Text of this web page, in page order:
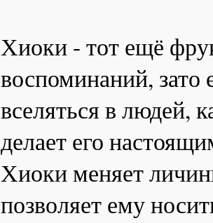
Хиоки - тот ещё
воспоминаний, зато
вселяться в людей,
делает его
Хиоки меняет
позволяет ему